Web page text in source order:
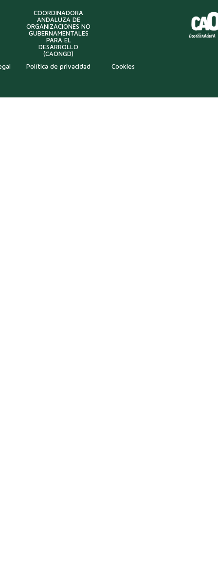
COORDINADORA
ANDALUZA DE
ORGANIZACIONES NO
GUBERNAMENTALES
PARA EL
DESARROLLO
(CAONGD)
Política de privacidad Cookies